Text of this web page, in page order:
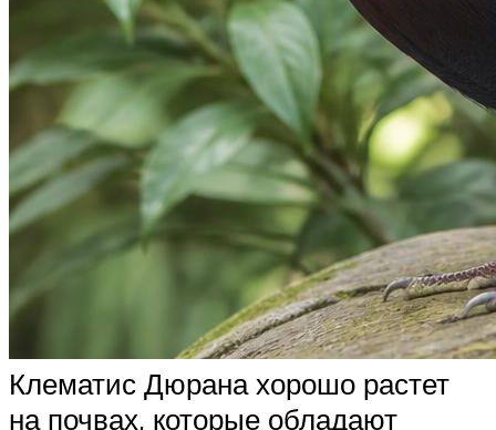
Клематис Дюрана хорошо растет
на почвах, которые обладают